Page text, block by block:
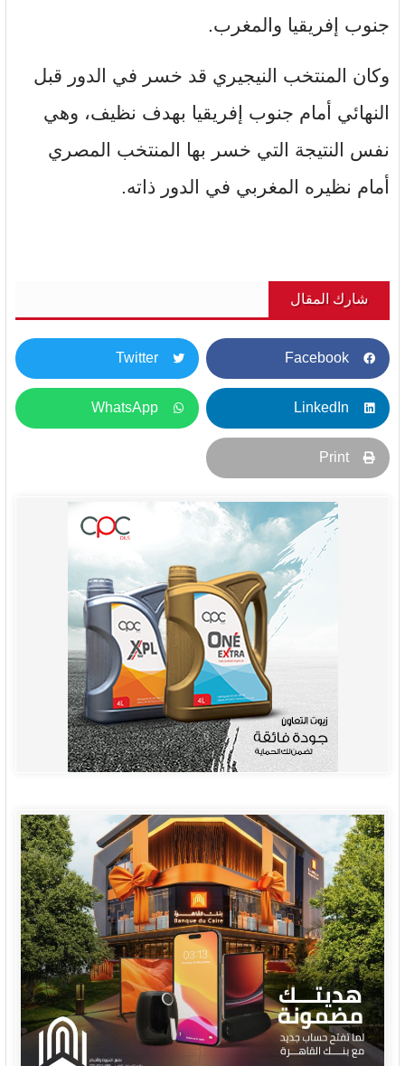
جنوب إفريقيا والمغرب.
وكان المنتخب النيجيري قد خسر في الدور قبل
النهائي أمام جنوب إفريقيا بهدف نظيف، وهي
نفس النتيجة التي خسر بها المنتخب المصري
أمام نظيره المغربي في الدور ذاته.
شارك المقال
Facebook
Twitter
LinkedIn
WhatsApp
Print